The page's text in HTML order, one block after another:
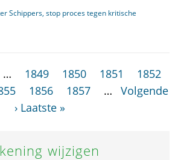
Schippers, stop proces tegen kritische
… 1849 1850 1851
1852
1856 1857 …
Volgende
› Laatste »
wijzigen